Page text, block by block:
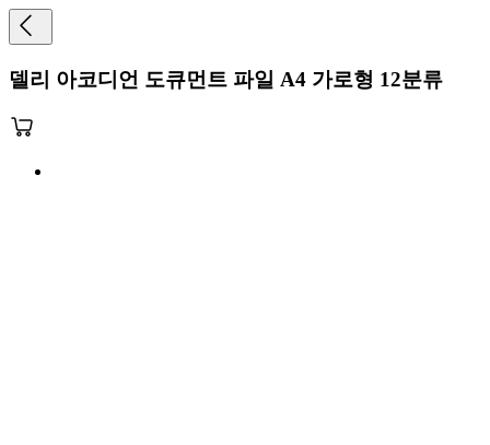
델리 아코디언 도큐먼트 파일 A4 가로형 12분류